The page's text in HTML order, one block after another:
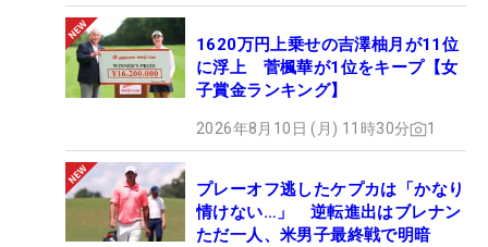
1620万円上乗せの吉澤柚月が11位
に浮上 菅楓華が1位をキープ【女
子賞金ランキング】
2026年8月10日 (月) 11時30分 1
プレーオフ逃したケプカは「かなり
情けない…」 逆転進出はブレナン
ただ一人、米男子最終戦で明暗